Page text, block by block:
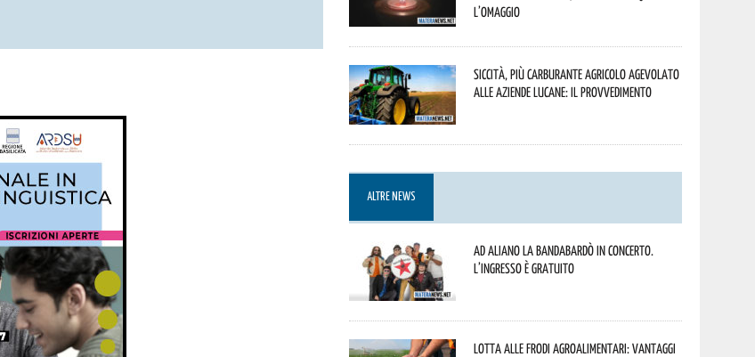
l’omaggio
Siccità, più carburante agricolo agevolato
alle aziende lucane: il provvedimento
ALTRE NEWS
Ad Aliano la Bandabardò in concerto.
L’ingresso è gratuito
Lotta alle frodi agroalimentari: vantaggi